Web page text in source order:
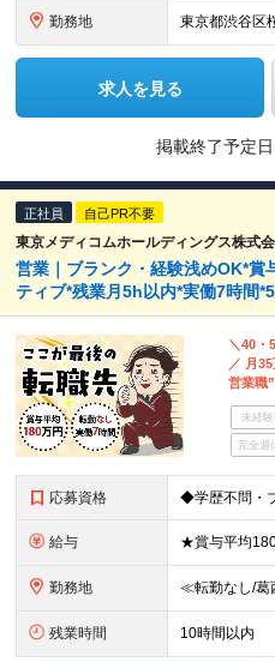
勤務地
求人を見る
掲載終了予定日
正社員 自己PR不要
東京メディコムホールディングス株式
営業｜ブランク・経験浅めOK*賞
ティブ*残業月5h以内*実働7時間
＼40・
／ 月
営業職
未経
完全週
応募資格
給与
勤務地
残業時間 10時間以内